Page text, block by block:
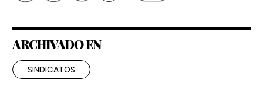
ARCHIVADO EN
SINDICATOS